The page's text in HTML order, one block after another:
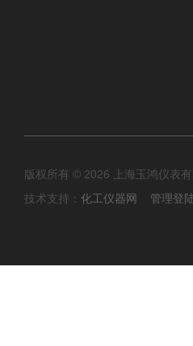
版权所有 © 2026 上海玉鸿仪表
技术支持： 化工仪器网 管理登